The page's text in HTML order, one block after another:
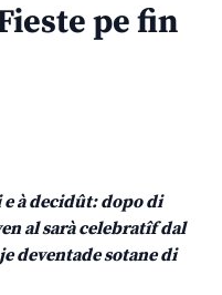
pe fin
e à decidût: dopo di
al sarà celebratîf dal
deventade sotane di